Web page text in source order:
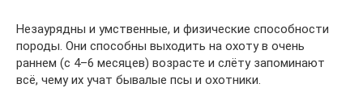
Незаурядны и умственные, и физические способности
породы. Они способны выходить на охоту в очень
раннем (с 4–6 месяцев) возрасте и слёту запоминают
всё, чему их учат бывалые псы и охотники.